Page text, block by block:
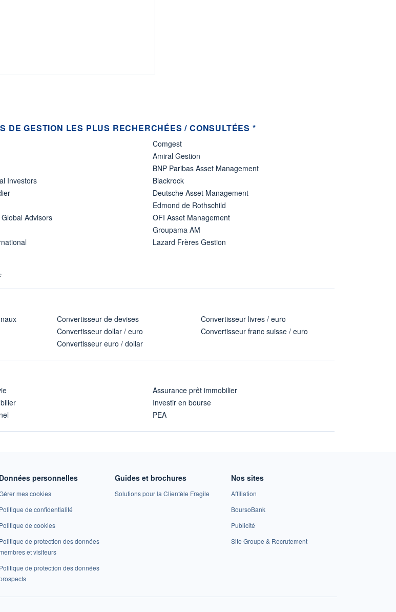
DE GESTION LES PLUS RECHERCHÉES / CONSULTÉES *
Investors
Advisors
Comgest
Amiral Gestion
BNP Paribas Asset Management
Blackrock
Deutsche Asset Management
Edmond de Rothschild
OFI Asset Management
Groupama AM
Lazard Frères Gestion
Convertisseur de devises
Convertisseur dollar / euro
Convertisseur euro / dollar
Convertisseur livres / euro
Convertisseur franc suisse / euro
Assurance prêt immobilier
Investir en bourse
PEA
Données personnelles
mes cookies
Politique de confidentialité
Politique de cookies
Politique de protection des données
et visiteurs
Politique de protection des données
Guides et brochures
Solutions pour la Clientèle Fragile
Nos sites
Affiliation
BoursoBank
Publicité
Site Groupe & Recrutement